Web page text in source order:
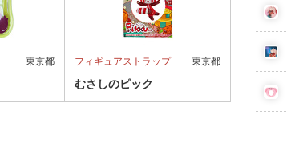
東京都 フィギュアストラップ 東京都
むさしのピック